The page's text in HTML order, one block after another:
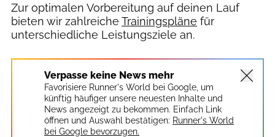
Zur optimalen Vorbereitung auf deinen Lauf
bieten wir zahlreiche Trainingspläne für
unterschiedliche Leistungsziele an.
Verpasse keine News mehr
Favorisiere Runner's World bei Google, um
künftig häufiger unsere neuesten Inhalte und
News angezeigt zu bekommen. Einfach Link
öffnen und Auswahl bestätigen: Runner's World
bei Google bevorzugen.